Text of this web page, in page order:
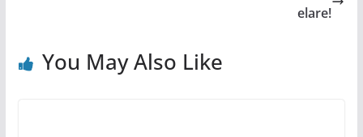
elare!
You May Also Like